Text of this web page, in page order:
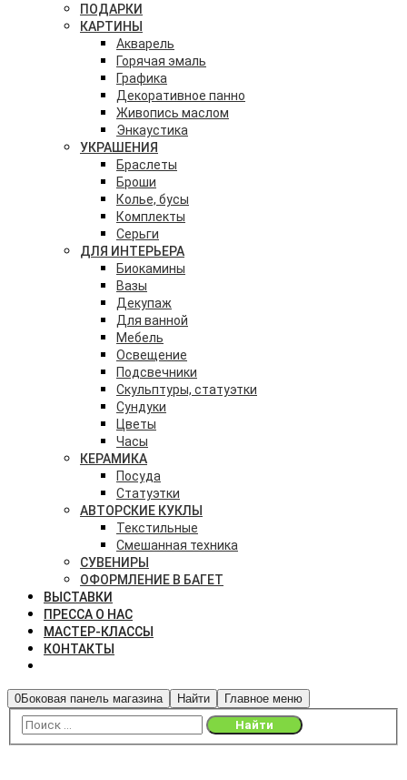
ПОДАРКИ
КАРТИНЫ
Акварель
Горячая эмаль
Графика
Декоративное панно
Живопись маслом
Энкаустика
УКРАШЕНИЯ
Браслеты
Броши
Колье, бусы
Комплекты
Серьги
ДЛЯ ИНТЕРЬЕРА
Биокамины
Вазы
Декупаж
Для ванной
Мебель
Освещение
Подсвечники
Скульптуры, статуэтки
Сундуки
Цветы
Часы
КЕРАМИКА
Посуда
Статуэтки
АВТОРСКИЕ КУКЛЫ
Текстильные
Смешанная техника
СУВЕНИРЫ
ОФОРМЛЕНИЕ В БАГЕТ
ВЫСТАВКИ
ПРЕССА О НАС
МАСТЕР-КЛАССЫ
КОНТАКТЫ
0Боковая панель магазина Найти Главное меню